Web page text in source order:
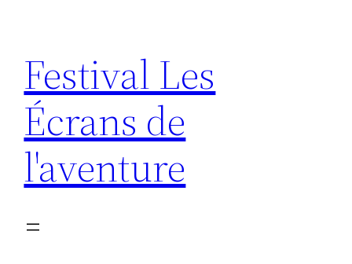
contenu
Festival Les
Écrans de
l'aventure